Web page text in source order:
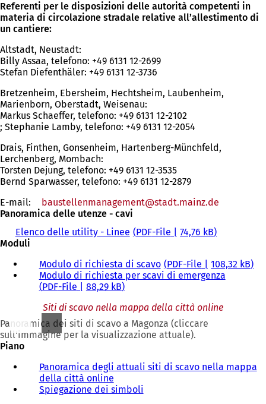
Referenti per le disposizioni delle autorità competenti in
materia di circolazione stradale relative all’allestimento di
un cantiere:
Altstadt, Neustadt:
Billy Assaa, telefono: +49 6131 12-2699
Stefan Diefenthäler: +49 6131 12-3736
Bretzenheim, Ebersheim, Hechtsheim, Laubenheim,
Marienborn, Oberstadt, Weisenau:
Markus Schaeffer, telefono: +49 6131 12-2102
; Stephanie Lamby, telefono: +49 6131 12-2054
Drais, Finthen, Gonsenheim, Hartenberg-Münchfeld,
Lerchenberg, Mombach:
Torsten Dejung, telefono: +49 6131 12-3535
Bernd Sparwasser, telefono: +49 6131 12-2879
E-mail:
baustellenmanagement stadt.mainz de
Panoramica delle utenze - cavi
Elenco delle utility - Linee PDF-File
74,76 kB
Moduli
Modulo di richiesta di scavo PDF-File
108,32 kB
Modulo di richiesta per scavi di emergenza
PDF-File
88,29 kB
Siti di scavo nella mappa della città online
Panoramica dei siti di scavo a Magonza (cliccare
sull'immagine per la visualizzazione attuale).
Piano
Panoramica degli attuali siti di scavo nella mappa
della città online
Spiegazione dei simboli